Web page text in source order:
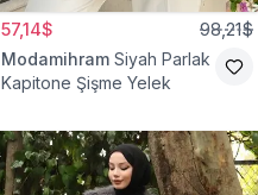
57,14$ 98,21$
Modamihram Siyah Parlak
Kapitone Şişme Yelek